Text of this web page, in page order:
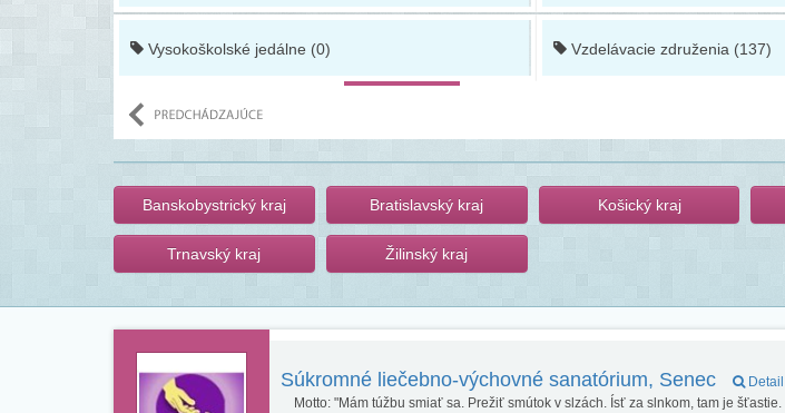
Vysokoškolské jedálne (0) Vzdelávacie združenia (137)
Banskobystrický kraj Bratislavský kraj Košický kraj
Trnavský kraj Žilinský kraj
Súkromné liečebno-výchovné sanatórium, Senec
Detail
Motto: "Mám túžbu smiať sa. Prežiť smútok v slzách. Ísť za slnkom, tam je